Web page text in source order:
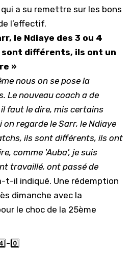
a su remettre sur les bons
l’effectif.
le Ndiaye des 3 ou 4
différents, ils ont un
»
nous on se pose la
Le nouveau coach a de
faut le dire, mis certains
regarde le Sarr, le Ndiaye
ils sont différents, ils ont
comme 'Auba', je suis
travaillé, ont passé de
t-il indiqué. Une rédemption
dimanche avec la
le choc de la 25ème
0️⃣